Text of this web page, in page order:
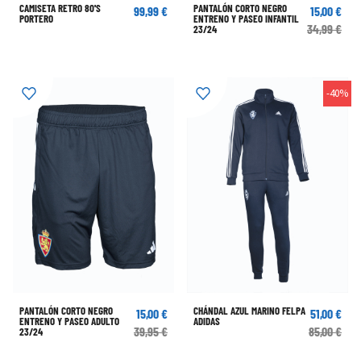
CAMISETA RETRO 80'S
PORTERO
99,99 €
PANTALÓN CORTO NEGRO
ENTRENO Y PASEO INFANTIL
23/24
15,00 €
34,99 €
PANTALÓN CORTO NEGRO
ENTRENO Y PASEO ADULTO
23/24
15,00 €
39,95 €
-40%
CHÁNDAL AZUL MARINO FELPA
ADIDAS
51,00 €
85,00 €